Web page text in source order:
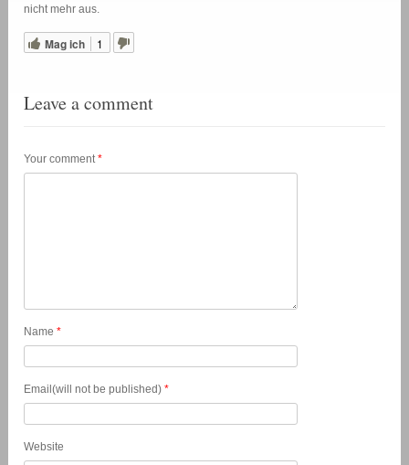
nicht mehr aus.
Mag ich 1
Leave a comment
Your comment*
Name*
Email(will not be published)*
Website